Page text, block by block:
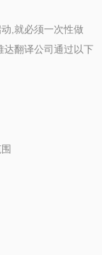
,就必须一次性做
达翻译公司通过以下